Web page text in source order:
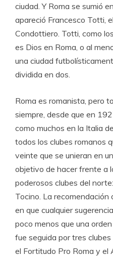
ciudad. Y Roma se sumió
apareció Francesco Totti,
Condottiero. Totti, como
es Dios en Roma, o al
una ciudad
dividida en dos.
Roma es romanista, pero
siempre, desde que en
como muchos en la Italia
todos los clubes romanos
veinte que se unieran en
objetivo de hacer frente a
poderosos clubes del
Tocino. La recomendación
en que cualquier
poco menos que una
fue seguida por tres clubes
el Fortitudo Pro Roma y el